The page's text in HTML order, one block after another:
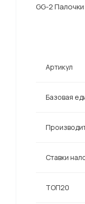
GG-2
Артикул
Базовая
Ставки
ТОП20